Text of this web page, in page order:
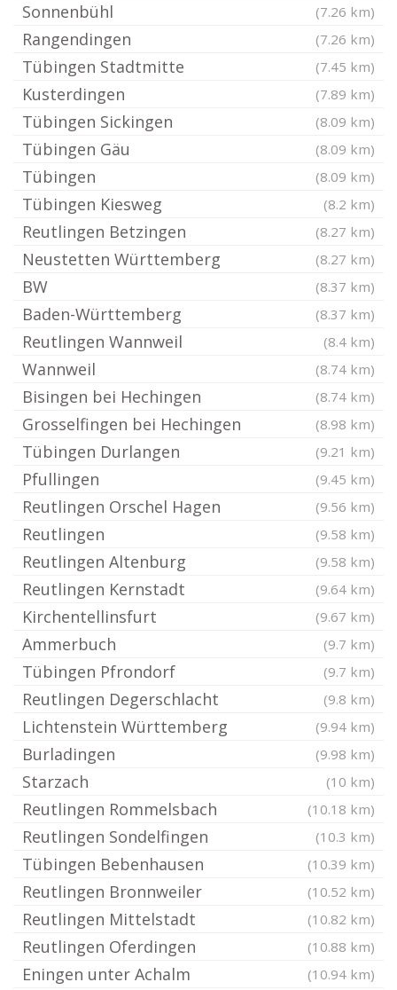
Sonnenbühl (7.26 km)
Rangendingen (7.26 km)
Tübingen Stadtmitte (7.45 km)
Kusterdingen (7.89 km)
Tübingen Sickingen (8.09 km)
Tübingen Gäu (8.09 km)
Tübingen (8.09 km)
Tübingen Kiesweg (8.2 km)
Reutlingen Betzingen (8.27 km)
Neustetten Württemberg (8.27 km)
BW (8.37 km)
Baden-Württemberg (8.37 km)
Reutlingen Wannweil (8.4 km)
Wannweil (8.74 km)
Bisingen bei Hechingen (8.74 km)
Grosselfingen bei Hechingen (8.98 km)
Tübingen Durlangen (9.21 km)
Pfullingen (9.45 km)
Reutlingen Orschel Hagen (9.56 km)
Reutlingen (9.58 km)
Reutlingen Altenburg (9.58 km)
Reutlingen Kernstadt (9.64 km)
Kirchentellinsfurt (9.67 km)
Ammerbuch (9.7 km)
Tübingen Pfrondorf (9.7 km)
Reutlingen Degerschlacht (9.8 km)
Lichtenstein Württemberg (9.94 km)
Burladingen (9.98 km)
Starzach (10 km)
Reutlingen Rommelsbach (10.18 km)
Reutlingen Sondelfingen (10.3 km)
Tübingen Bebenhausen (10.39 km)
Reutlingen Bronnweiler (10.52 km)
Reutlingen Mittelstadt (10.82 km)
Reutlingen Oferdingen (10.88 km)
Eningen unter Achalm (10.94 km)